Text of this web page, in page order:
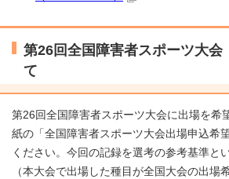
第26回全国障害者スポーツ大会
て
第26回全国障害者スポーツ大会に出場を希
紙の「全国障害者スポーツ大会出場申込希
ください。今回の記録を選考の参考基準と
（本大会で出場した種目が全国大会の出場